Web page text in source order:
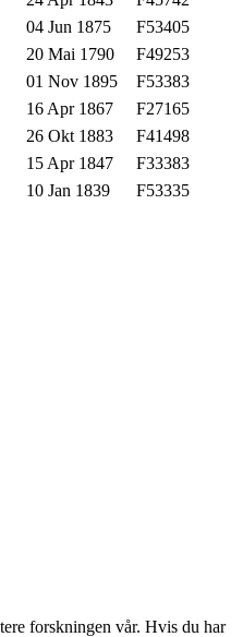
04 Jun 1875
F53405
20 Mai 1790
F49253
01 Nov 1895
F53383
16 Apr 1867
F27165
26 Okt 1883
F41498
15 Apr 1847
F33383
10 Jan 1839 F53335
forskningen vår. Hvis du har